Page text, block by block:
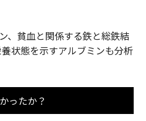
、貧血と関係する鉄と総鉄結
状態を示すアルブミンも分析
ったか？